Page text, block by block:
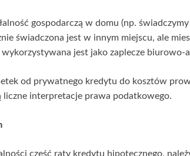
gospodarczą w domu (np.
świadczona jest w innym miejscu, ale
wykorzystywana jest jako zaplecze biurowo-
od prywatnego kredytu do kosztów
liczne interpretacje prawa podatkowego.
część raty kredytu hipotecznego,